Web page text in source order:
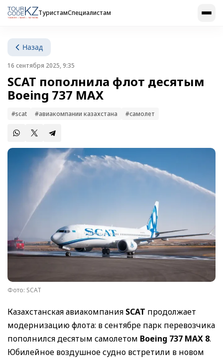
ТуристамСпециалистам
Назад
16 сентября 2025, 9:35
SCAT пополнила флот десятым
Boeing 737 MAX
#scat #авиакомпании казахстана #самолет
Фото: SCAT
Казахстанская авиакомпания SCAT продолжает
модернизацию флота: в сентябре парк перевозчика
пополнился десятым самолетом Boeing 737 MAX 8.
Юбилейное воздушное судно встретили в новом